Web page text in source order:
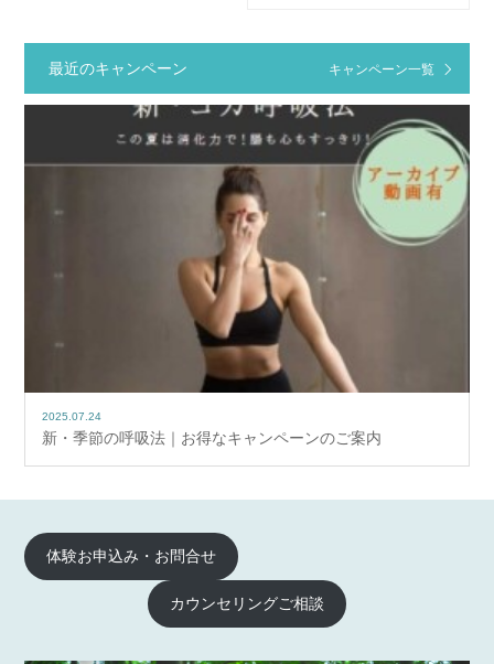
最近のキャンペーン キャンペーン一覧
2025.07.24
新・季節の呼吸法｜お得なキャンペーンのご案内
体験お申込み・お問合せ
カウンセリングご相談